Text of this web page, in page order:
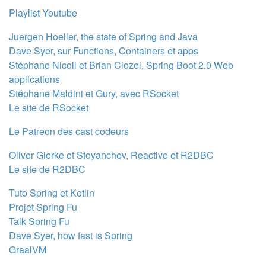
Playlist Youtube
Juergen Hoeller, the state of Spring and Java
Dave Syer, sur Functions, Containers et apps
Stéphane Nicoll et Brian Clozel, Spring Boot 2.0 Web
applications
Stéphane Maldini et Gury, avec RSocket
Le site de RSocket
Le Patreon des cast codeurs
Oliver Gierke et Stoyanchev, Reactive et R2DBC
Le site de R2DBC
Tuto Spring et Kotlin
Projet Spring Fu
Talk Spring Fu
Dave Syer, how fast is Spring
GraalVM